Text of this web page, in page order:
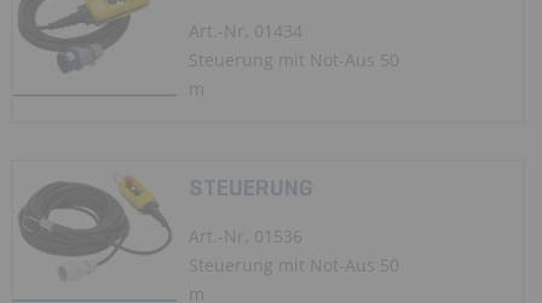
Art.-Nr. 01434
Steuerung mit Not-Aus 50
m
STEUERUNG
Art.-Nr. 01536
Steuerung mit Not-Aus 50
m